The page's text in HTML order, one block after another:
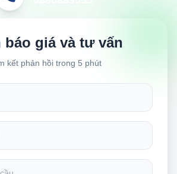
báo giá và tư vấn
kết phản hồi trong 5 phút